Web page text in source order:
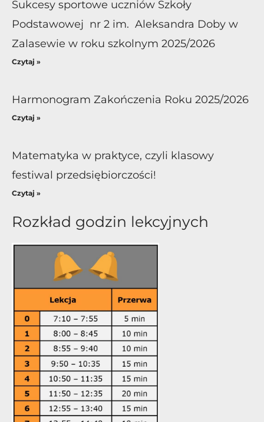
Sukcesy sportowe uczniów Szkoły
Podstawowej nr 2 im. Aleksandra Doby w
Zalasewie w roku szkolnym 2025/2026
Czytaj »
Harmonogram Zakończenia Roku 2025/2026
Czytaj »
Matematyka w praktyce, czyli klasowy
festiwal przedsiębiorczości!
Czytaj »
Rozkład godzin lekcyjnych